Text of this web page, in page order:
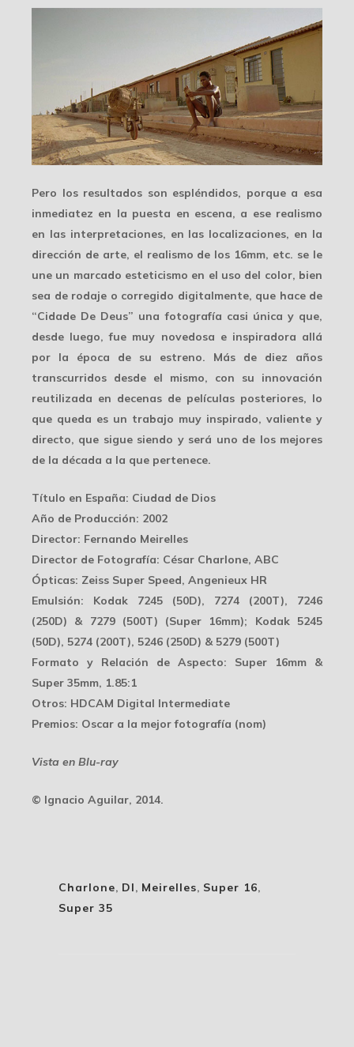
Pero los resultados son espléndidos, porque a esa
inmediatez en la puesta en escena, a ese realismo
en las interpretaciones, en las localizaciones, en la
dirección de arte, el realismo de los 16mm, etc. se le
une un marcado esteticismo en el uso del color, bien
sea de rodaje o corregido digitalmente, que hace de
“Cidade De Deus” una fotografía casi única y que,
desde luego, fue muy novedosa e inspiradora allá
por la época de su estreno. Más de diez años
transcurridos desde el mismo, con su innovación
reutilizada en decenas de películas posteriores, lo
que queda es un trabajo muy inspirado, valiente y
directo, que sigue siendo y será uno de los mejores
de la década a la que pertenece.
Título en España: Ciudad de Dios
Año de Producción: 2002
Director: Fernando Meirelles
Director de Fotografía: César Charlone, ABC
Ópticas: Zeiss Super Speed, Angenieux HR
Emulsión: Kodak 7245 (50D), 7274 (200T), 7246
(250D) & 7279 (500T) (Super 16mm); Kodak 5245
(50D), 5274 (200T), 5246 (250D) & 5279 (500T)
Formato y Relación de Aspecto: Super 16mm &
Super 35mm, 1.85:1
Otros: HDCAM Digital Intermediate
Premios: Oscar a la mejor fotografía (nom)
Vista en Blu-ray
© Ignacio Aguilar, 2014.
Charlone, DI, Meirelles, Super 16,
Super 35